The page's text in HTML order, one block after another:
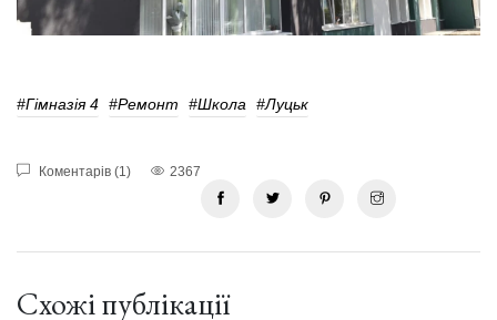
#гімназія 4 #ремонт #школа #Луцьк
Коментарів (1) 2367
Схожі публікації